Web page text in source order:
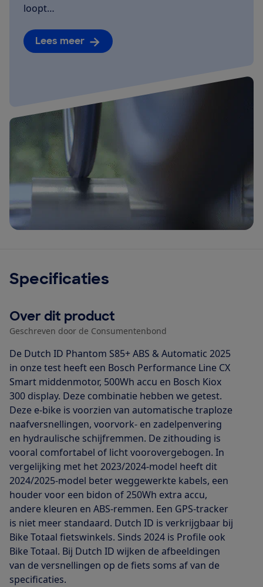
loopt…
Lees meer
Specificaties
Over dit product
Geschreven door de Consumentenbond
De Dutch ID Phantom S85+ ABS & Automatic 2025
in onze test heeft een Bosch Performance Line CX
Smart middenmotor, 500Wh accu en Bosch Kiox
300 display. Deze combinatie hebben we getest.
Deze e-bike is voorzien van automatische traploze
naafversnellingen, voorvork- en zadelpenvering
en hydraulische schijfremmen. De zithouding is
vooral comfortabel of licht voorovergebogen. In
vergelijking met het 2023/2024-model heeft dit
2024/2025-model beter weggewerkte kabels, een
houder voor een bidon of 250Wh extra accu,
andere kleuren en ABS-remmen. Een GPS-tracker
is niet meer standaard. Dutch ID is verkrijgbaar bij
Bike Totaal fietswinkels. Sinds 2024 is Profile ook
Bike Totaal. Bij Dutch ID wijken de afbeeldingen
van de versnellingen op de fiets soms af van de
specificaties.